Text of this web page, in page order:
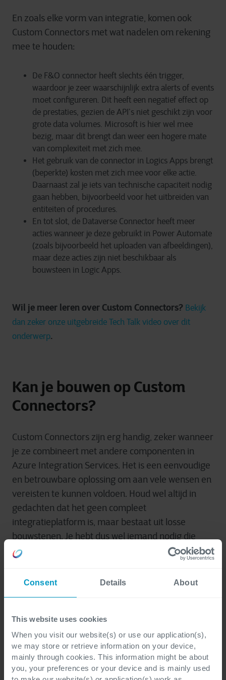
Consent Details About
This website uses cookies
When you visit our website(s) or use our application(s),
we may store or retrieve information on your device,
mainly through cookies. This information might be about
you, your preferences or your device and is mainly used
En zoals elke vorm van integratie, komen ook
Custom Connectors met wat nadelen om rekening
mee te houden:
De F&O connector heeft slechts één trigger,
waardoor je zeer waarschijnlijk extra alerts of events
moet configureren. Dit heeft een negatief effect op
de prestaties, gezien de API’s niet geschikt zijn voor
grote data volumes. Microsoft is hier wel mee
bezig, maar dit brengt dan weer een hogere mate
van complexiteit met zich mee.
Het gebruik van de connector in Logics Apps brengt
(beperkte) kosten met zich mee voor elke actie.
Daarnaast zal je iets van technische capaciteit nodig
gaan hebben, bijvoorbeeld voor het uitbreiden van
entiteiten of procedures.
En tot slot, de Dataverse Connector heeft meer
acties wanneer je deze gebruikt in Power Automate
(zoals bijvoorbeeld het uploaden van afbeeldingen),
maar deze acties zijn niet beschikbaar als
bouwsteen in Logic Apps.
Wil je meer leren over Custom Connectors? Bekijk
dan zeker onze uitgebreide Tech Talk video over dit
onderwerp.
Kan je bouwen op Custom
Connectors?
Custom Connectors zijn erg handig, zeker wanneer
je ze combineert met andere componenten in
Azure Integration Services. Het is een eenvoudige
en betrouwbare oplossing om aan vele wensen en
vereisten te kunnen voldoen. Houd wel altijd in
gedachten dat het geen compleet
integratieplatform is, maar bestaat uit losse
bouwstenen. Je hebt dus wel iemand nodig die
zorgt voor de begeleiding van de set-up en de
implementeren.